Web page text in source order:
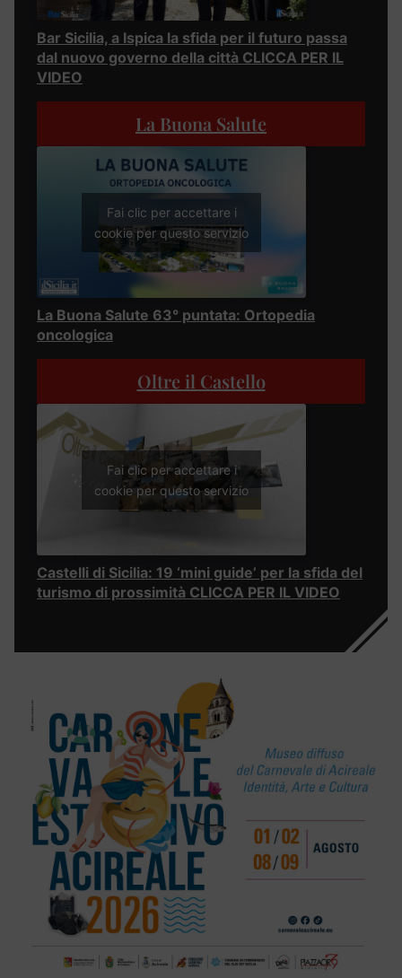
Bar Sicilia, a Ispica la sfida per il futuro passa
dal nuovo governo della città CLICCA PER IL
VIDEO
La Buona Salute
Fai clic per accettare i
cookie per questo servizio
La Buona Salute 63° puntata: Ortopedia
oncologica
Oltre il Castello
Fai clic per accettare i
cookie per questo servizio
Castelli di Sicilia: 19 ‘mini guide’ per la sfida del
turismo di prossimità CLICCA PER IL VIDEO